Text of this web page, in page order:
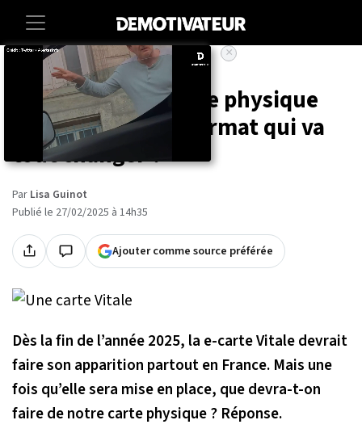
Vie-pratique
Fin de la carte vitale physique
avec ce nouveau format qui va
tout changer ?
Par Lisa Guinot
Publié le 27/02/2025 à 14h35
Ajouter comme source préférée
Dès la fin de l’année 2025, la e-carte Vitale devrait
faire son apparition partout en France. Mais une
fois qu’elle sera mise en place, que devra-t-on
faire de notre carte physique ? Réponse.
×